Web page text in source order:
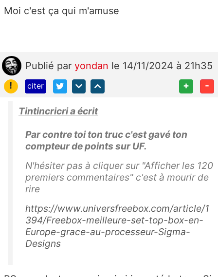
Moi c'est ça qui m'amuse
Publié par yondan le 14/11/2024 à 21h35
!
citer + -
Tintincricri a écrit
Par contre toi ton truc c'est gavé ton
compteur de points sur UF.
N'hésiter pas à cliquer sur "Afficher les 120
premiers commentaires" c'est à mourir de
rire
https://www.universfreebox.com/article/1
394/Freebox-meilleure-set-top-box-en-
Europe-grace-au-processeur-Sigma-
Designs